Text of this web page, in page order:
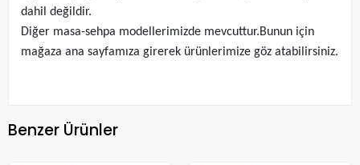
dahil değildir.
Diğer masa-sehpa modellerimizde mevcuttur.Bunun için
mağaza ana sayfamıza girerek ürünlerimize göz atabilirsiniz.
Benzer Ürünler